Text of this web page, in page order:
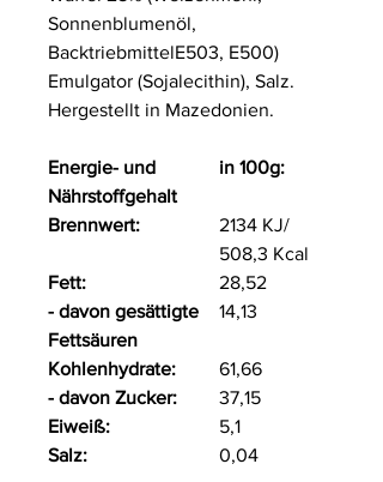
Sonnenblumenöl,
BacktriebmittelE503, E500)
Emulgator (Sojalecithin), Salz.
Hergestellt in Mazedonien.
Energie- und
Nährstoffgehalt
in 100g:
Brennwert:
2134 KJ/
508,3 Kcal
Fett:
28,52
- davon gesättigte
Fettsäuren
14,13
Kohlenhydrate:
61,66
- davon Zucker:
37,15
Eiweiß:
5,1
Salz:
0,04